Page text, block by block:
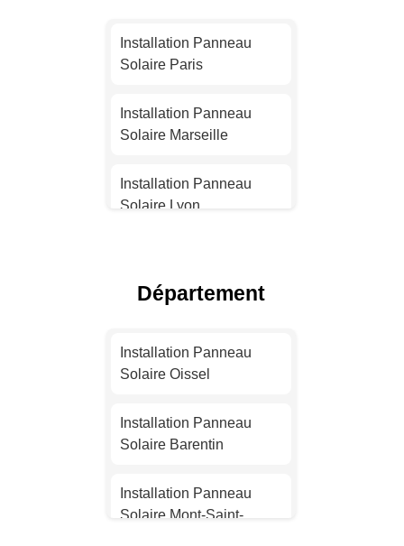
Installation Panneau
Solaire Paris
Installation Panneau
Solaire Marseille
Installation Panneau
Solaire Lyon
Solaire Nice
Solaire Nantes
Solaire Strasbourg
Département
Installation Panneau
Solaire Oissel
Installation Panneau
Solaire Barentin
Installation Panneau
Solaire Mont-Saint-